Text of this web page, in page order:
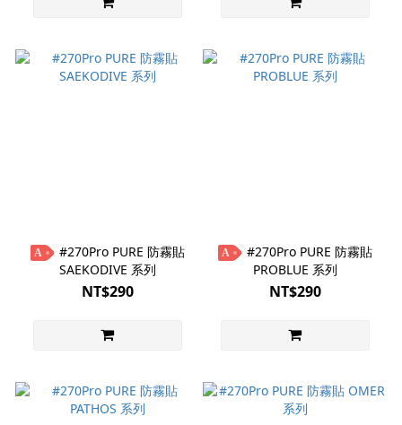
A
SAEKODIVE 系列
NT$290
A
PROBLUE 系列
NT$290